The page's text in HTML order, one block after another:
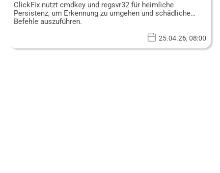
ClickFix nutzt cmdkey und regsvr32 für heimliche
Persistenz, um Erkennung zu umgehen und schädliche
Befehle auszuführen.
25.04.26, 08:00